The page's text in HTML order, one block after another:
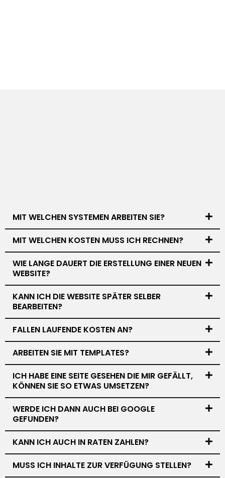
MIT WELCHEN SYSTEMEN ARBEITEN SIE?
MIT WELCHEN KOSTEN MUSS ICH RECHNEN?
WIE LANGE DAUERT DIE ERSTELLUNG EINER NEUEN
WEBSITE?
KANN ICH DIE WEBSITE SPÄTER SELBER
BEARBEITEN?
FALLEN LAUFENDE KOSTEN AN?
ARBEITEN SIE MIT TEMPLATES?
ICH HABE EINE SEITE GESEHEN DIE MIR GEFÄLLT,
KÖNNEN SIE SO ETWAS UMSETZEN?
WERDE ICH DANN AUCH BEI GOOGLE
GEFUNDEN?
KANN ICH AUCH IN RATEN ZAHLEN?
MUSS ICH INHALTE ZUR VERFÜGUNG STELLEN?